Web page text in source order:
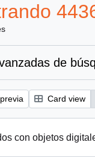
de
Card view
con objetos